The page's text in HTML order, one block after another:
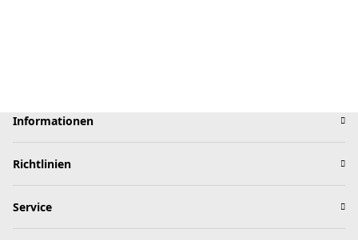
Informationen
Richtlinien
Service